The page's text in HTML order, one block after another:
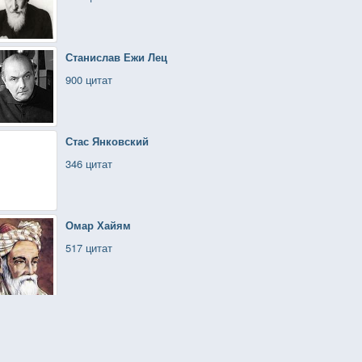
Станислав Ежи Лец
900 цитат
Стас Янковский
346 цитат
Омар Хайям
517 цитат